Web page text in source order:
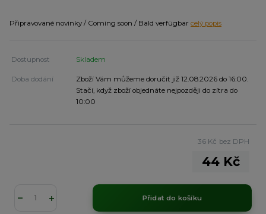
Připravované novinky / Coming soon / Bald verfügbar celý popis
Dostupnost Skladem
Doba dodání
Zboží Vám můžeme doručit již 12.08.2026 do 16:00.
Stačí, když zboží objednáte nejpozději do zítra do
10:00
44 Kč
36 Kč bez DPH
Přidat do košíku